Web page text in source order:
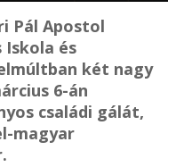
Pál Apostol
Iskola és
két nagy
6-án
családi gálát,
magyar